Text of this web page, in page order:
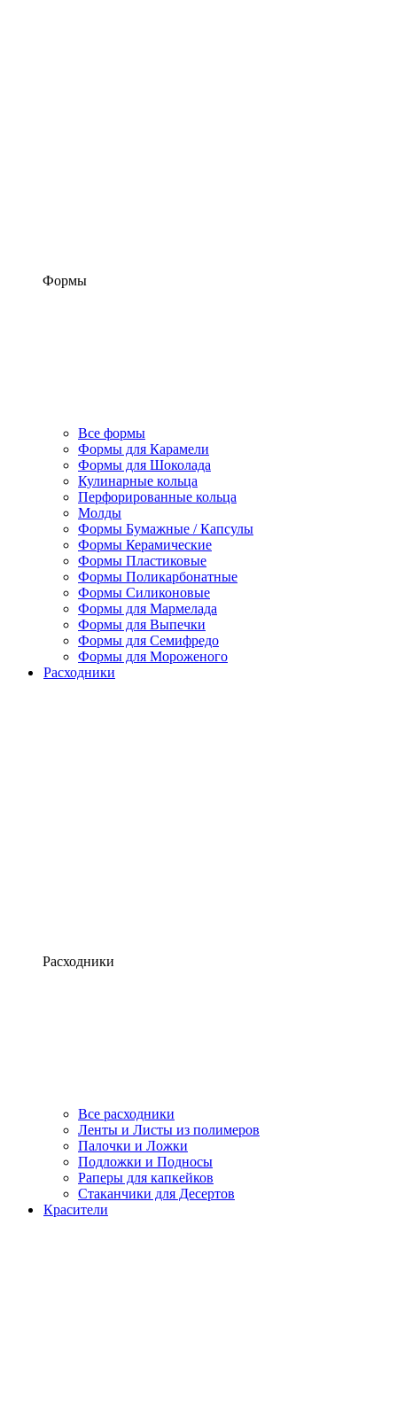
Формы
Все формы
Формы для Карамели
Формы для Шоколада
Кулинарные кольца
Перфорированные кольца
Молды
Формы Бумажные / Капсулы
Формы Керамические
Формы Пластиковые
Формы Поликарбонатные
Формы Силиконовые
Формы для Мармелада
Формы для Выпечки
Формы для Семифредо
Формы для Мороженого
Расходники
Расходники
Все расходники
Ленты и Листы из полимеров
Палочки и Ложки
Подложки и Подносы
Раперы для капкейков
Стаканчики для Десертов
Красители